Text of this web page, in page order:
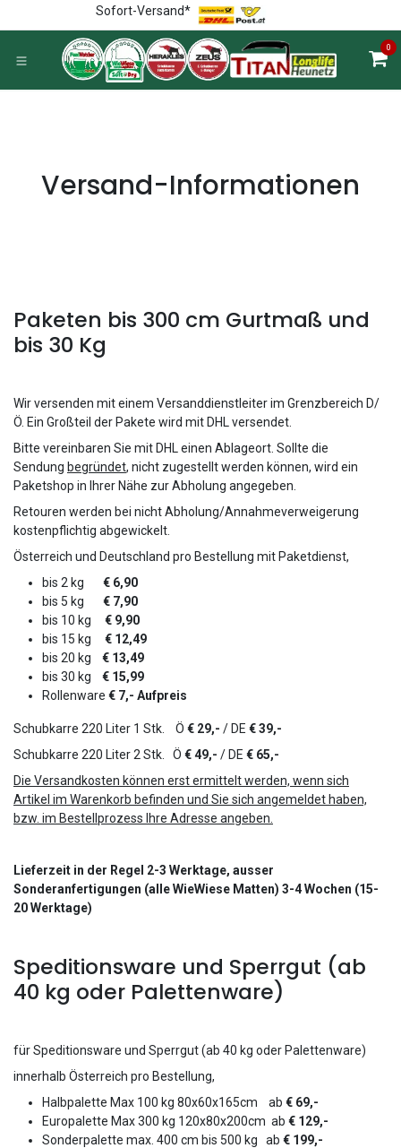
Zum Inhalt springenSofort-Versand*
0
Versand-Informationen
Paketen bis 300 cm Gurtmaß und
bis 30 Kg
Wir versenden mit einem Versanddienstleiter im Grenzbereich D/
Ö. Ein Großteil der Pakete wird mit DHL versendet.
Bitte vereinbaren Sie mit DHL einen Ablageort. Sollte die
Sendung begründet, nicht zugestellt werden können, wird ein
Paketshop in Ihrer Nähe zur Abholung angegeben.
Retouren werden bei nicht Abholung/Annahmeverweigerung
kostenpflichtig abgewickelt.
Österreich und Deutschland pro Bestellung mit Paketdienst,
bis 2 kg € 6,90
bis 5 kg € 7,90
bis 10 kg € 9,90
bis 15 kg € 12,49
bis 20 kg € 13,49
bis 30 kg € 15,99
Rollenware € 7,- Aufpreis
Schubkarre 220 Liter 1 Stk. Ö € 29,- / DE € 39,-
Schubkarre 220 Liter 2 Stk. Ö € 49,- / DE € 65,-
Die Versandkosten können erst ermittelt werden, wenn sich
Artikel im Warenkorb befinden und Sie sich angemeldet haben,
bzw. im Bestellprozess Ihre Adresse angeben.
Lieferzeit in der Regel 2-3 Werktage, ausser
Sonderanfertigungen (alle WieWiese Matten) 3-4 Wochen (15-
20 Werktage)
Speditionsware und Sperrgut (ab
40 kg oder Palettenware)
für Speditionsware und Sperrgut (ab 40 kg oder Palettenware)
innerhalb Österreich pro Bestellung,
Halbpalette Max 100 kg 80x60x165cm ab € 69,-
Europalette Max 300 kg 120x80x200cm ab € 129,-
Sonderpalette max. 400 cm bis 500 kg
ab € 199,-